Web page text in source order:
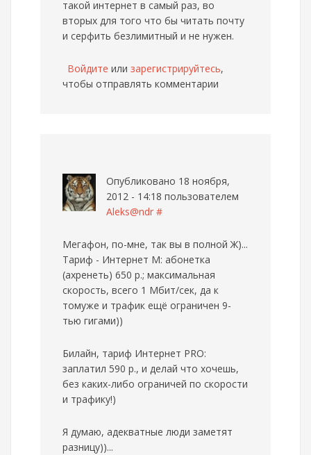
такой интернет в самый раз, во
вторых для того что бы читать почту
и серфить безлимитный и не нужен.
Войдите или зарегистрируйтесь,
чтобы отправлять комментарии
Опубликовано 18 ноября,
2012 - 14:18 пользователем
Aleks@ndr #
Мегафон, по-мне, так вы в полной Ж)...
Тариф - Интернет М: абонетка
(ахренеть) 650 р.; максимальная
скорость, всего 1 Мбит/сек, да к
томуже и трафик ещё ограничен 9-
тью гигами))
Билайн, тариф Интернет PRO:
заплатил 590 р., и делай что хочешь,
без каких-либо ограничей по скорости
и трафику!)
Я думаю, адекватные люди заметят
разницу))...